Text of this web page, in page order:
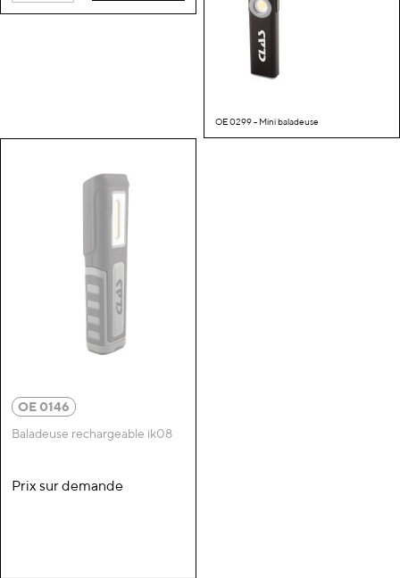
OE 0299 - Mini baladeuse
OE 0146
Baladeuse rechargeable ik08
Prix sur demande